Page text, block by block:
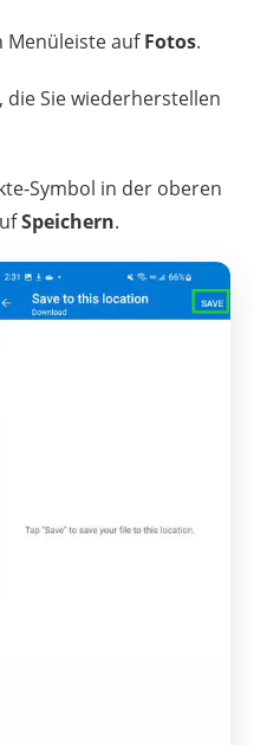
Menüleiste aufFotos.
die Sie wiederherstellen
Symbol in der oberen
Speichern.